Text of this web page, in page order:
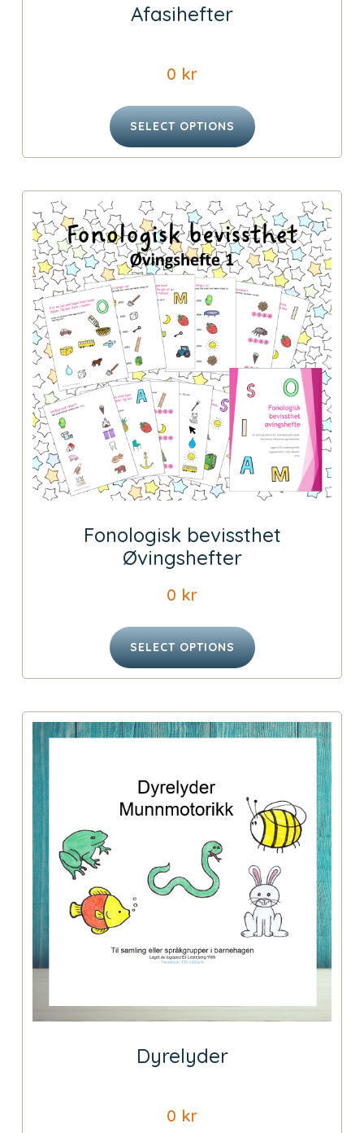
Afasihefter
0 kr
SELECT OPTIONS
Fonologisk bevissthet
Øvingshefter
0 kr
SELECT OPTIONS
Dyrelyder
0 kr